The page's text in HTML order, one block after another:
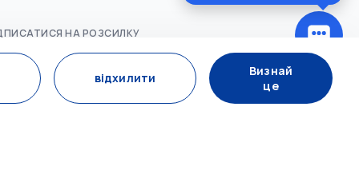
НА РОЗСИЛКУ
Підпишіться
відхилити
Визнай
це